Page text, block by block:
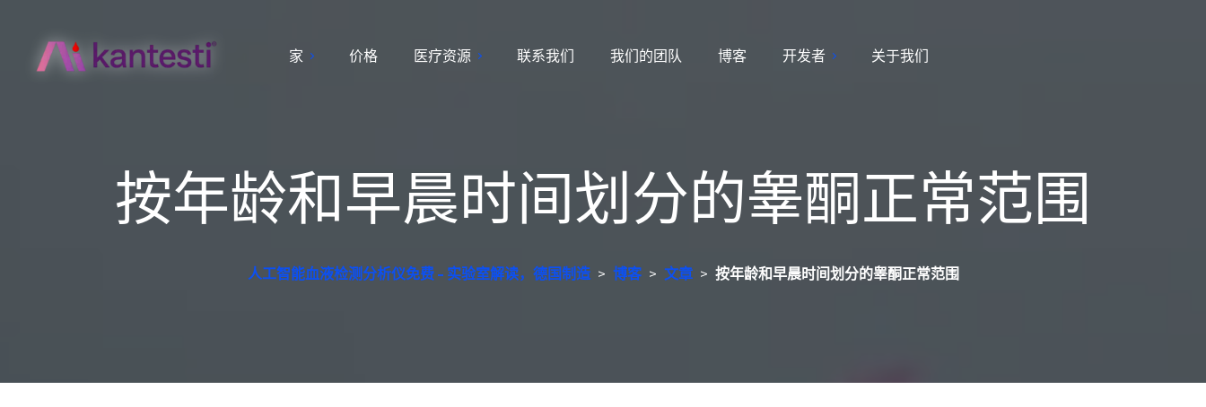
家 价格 医疗资源 联系我们 我们的团队 博客 开发者 关于我们
按年龄和早晨时间划分的睾酮正常范围
人工智能血液检测分析仪免费 - 实验室解读，德国制造 > 博客 > 文章 > 按年龄和早晨时间划分的睾酮正常范围